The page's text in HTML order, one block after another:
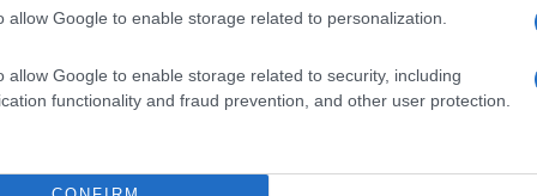
allow Google to enable storage related to personalization.
allow Google to enable storage related to security, including
functionality and fraud prevention, and other user protection.
βρώμης, πλούσιο σε φυτικές ίνες
μέχρι το μεσημεριανό γεύμα.